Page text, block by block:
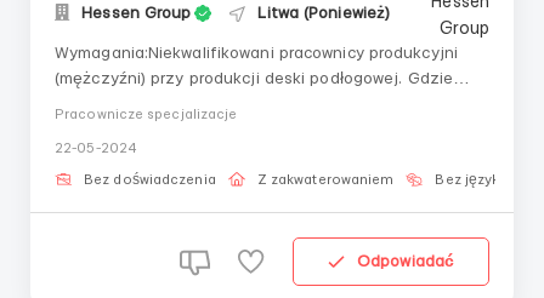
Hessen Group Litwa (Poniewież)
Wymagania:Niekwalifikowani pracownicy produkcyjni
(mężczyźni) przy produkcji deski podłogowej. Gdzie
szkolenie.Sortowanie produktów, pakowanie,
podawanie produktów do maszyn obróbczych.Warunki
Pracownicze specjalizacje
22-05-2024
Bez doświadczenia Z zakwaterowaniem Bez języka
Odpowiadać